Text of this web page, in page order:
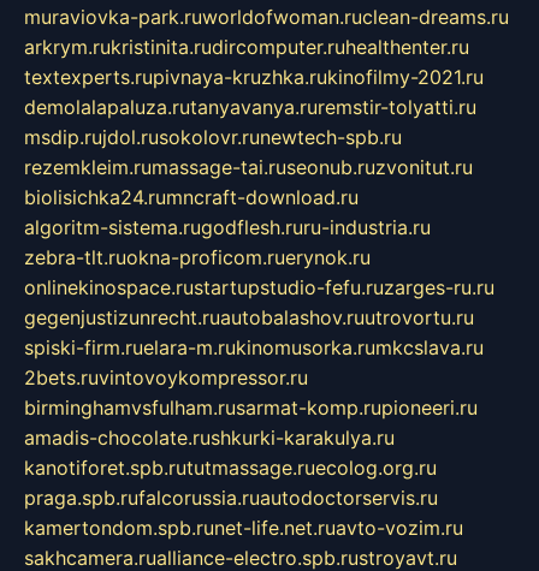
muraviovka-park.ruworldofwoman.ruclean-dreams.ru
arkrym.rukristinita.rudircomputer.ruhealthenter.ru
textexperts.rupivnaya-kruzhka.rukinofilmy-2021.ru
demolalapaluza.rutanyavanya.ruremstir-tolyatti.ru
msdip.rujdol.rusokolovr.runewtech-spb.ru
rezemkleim.rumassage-tai.ruseonub.ruzvonitut.ru
biolisichka24.rumncraft-download.ru
algoritm-sistema.rugodflesh.ruru-industria.ru
zebra-tlt.ruokna-proficom.ruerynok.ru
onlinekinospace.rustartupstudio-fefu.ruzarges-ru.ru
gegenjustizunrecht.ruautobalashov.ruutrovortu.ru
spiski-firm.ruelara-m.rukinomusorka.rumkcslava.ru
2bets.ruvintovoykompressor.ru
birminghamvsfulham.rusarmat-komp.rupioneeri.ru
amadis-chocolate.rushkurki-karakulya.ru
kanotiforet.spb.rututmassage.ruecolog.org.ru
praga.spb.rufalcorussia.ruautodoctorservis.ru
kamertondom.spb.runet-life.net.ruavto-vozim.ru
sakhcamera.rualliance-electro.spb.rustroyavt.ru